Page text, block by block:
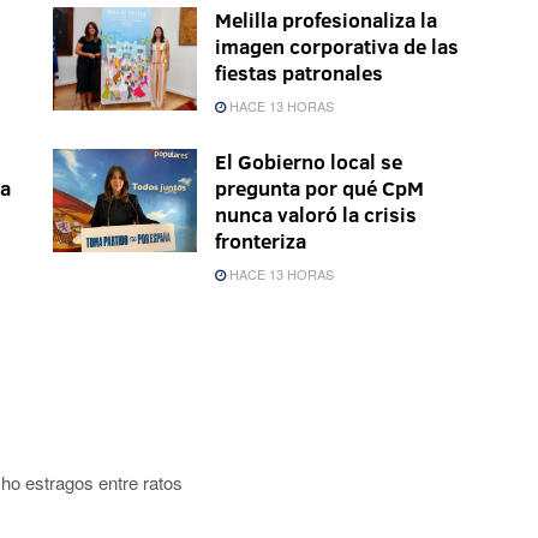
Melilla profesionaliza la
imagen corporativa de las
fiestas patronales
HACE 13 HORAS
El Gobierno local se
pregunta por qué CpM
nunca valoró la crisis
fronteriza
HACE 13 HORAS
estragos entre ratos